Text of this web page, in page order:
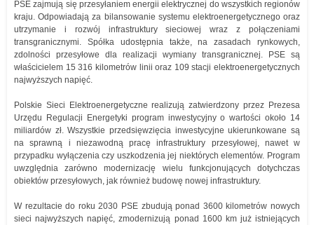
PSE zajmują się przesyłaniem energii elektrycznej do wszystkich regionów
kraju. Odpowiadają za bilansowanie systemu elektroenergetycznego oraz
utrzymanie i rozwój infrastruktury sieciowej wraz z połączeniami
transgranicznymi. Spółka udostępnia także, na zasadach rynkowych,
zdolności przesyłowe dla realizacji wymiany transgranicznej. PSE są
właścicielem 15 316 kilometrów linii oraz 109 stacji elektroenergetycznych
najwyższych napięć.
Polskie Sieci Elektroenergetyczne realizują zatwierdzony przez Prezesa
Urzędu Regulacji Energetyki program inwestycyjny o wartości około 14
miliardów zł. Wszystkie przedsięwzięcia inwestycyjne ukierunkowane są
na sprawną i niezawodną pracę infrastruktury przesyłowej, nawet w
przypadku wyłączenia czy uszkodzenia jej niektórych elementów. Program
uwzględnia zarówno modernizację wielu funkcjonujących dotychczas
obiektów przesyłowych, jak również budowę nowej infrastruktury.
W rezultacie do roku 2030 PSE zbudują ponad 3600 kilometrów nowych
sieci najwyższych napięć, zmodernizują ponad 1600 km już istniejących